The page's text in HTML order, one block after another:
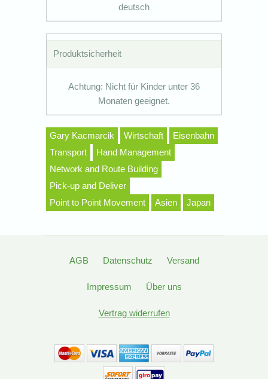
deutsch
Produktsicherheit
Achtung: Nicht für Kinder unter 36
Monaten geeignet.
Gary Kacmarcik Wirtschaft
Eisenbahn
Transport
Hand Management
Network and Route Building
Pick-up and Deliver
Point to Point Movement
Asien Japan
AGB Datenschutz Versand
Impressum Über uns
Vertrag widerrufen